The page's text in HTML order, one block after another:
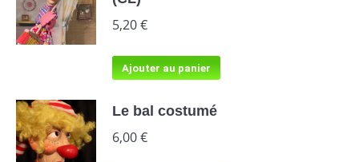
5,20€
Ajouter au panier
Le bal costumé
6,00€